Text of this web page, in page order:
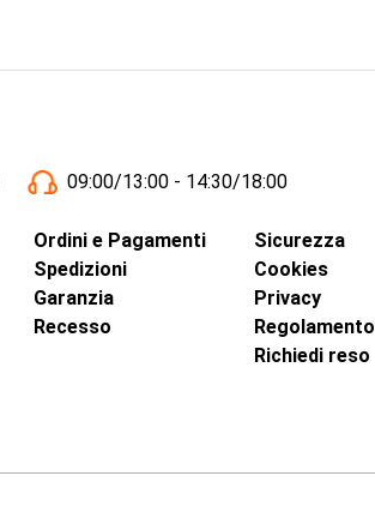
09:00/13:00 - 14:30/18:00
Ordini e Pagamenti
Spedizioni
Garanzia
Recesso
Sicurezza
Cookies
Privacy
Regolamento
Richiedi reso